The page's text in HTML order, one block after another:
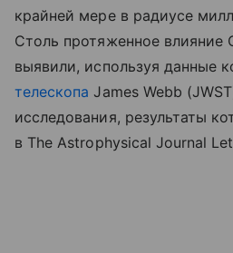
крайней мере в радиусе
Столь протяженное
выявили, используя данные
телескопа James Webb
исследования, результаты
в The Astrophysical Journal